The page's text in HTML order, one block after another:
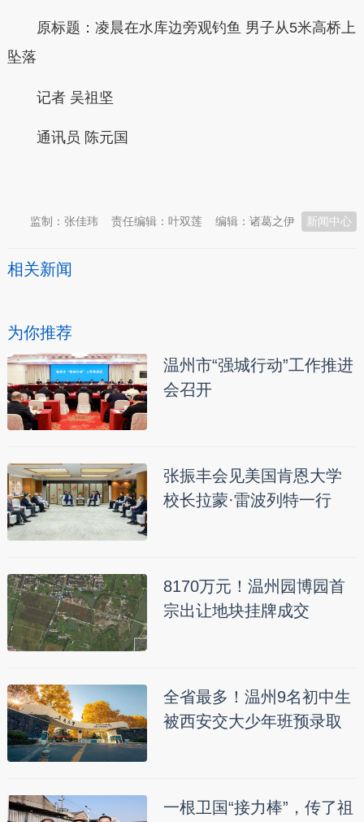
原标题：凌晨在水库边旁观钓鱼 男子从5米高桥上
坠落
记者 吴祖坚
通讯员 陈元国
新闻中心
编辑：诸葛之伊
责任编辑：叶双莲
监制：张佳玮
相关新闻
为你推荐
温州市“强城行动”工作推进
会召开
张振丰会见美国肯恩大学
校长拉蒙·雷波列特一行
8170万元！温州园博园首
宗出让地块挂牌成交
全省最多！温州9名初中生
被西安交大少年班预录取
一根卫国“接力棒”，传了祖